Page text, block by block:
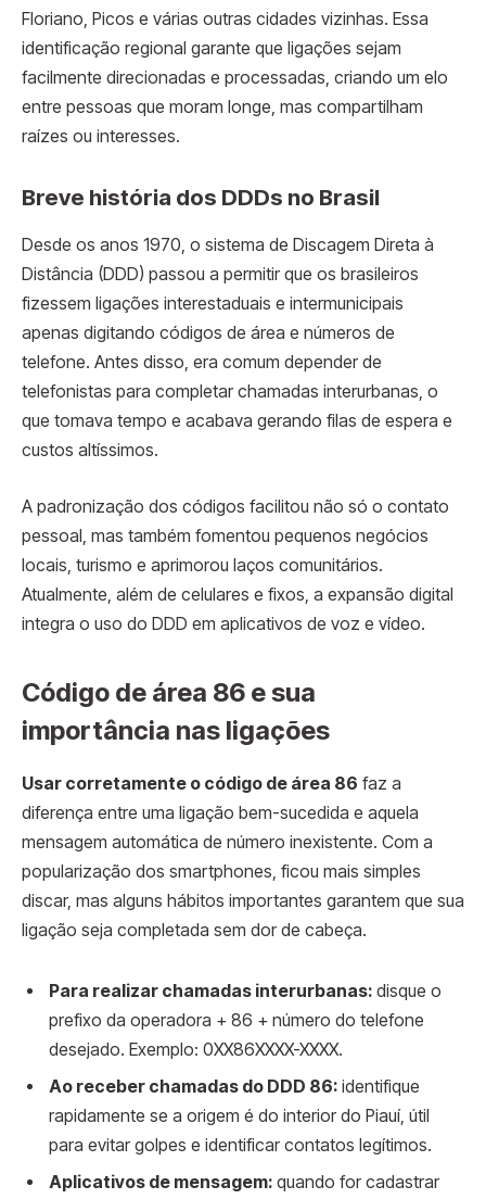
Floriano, Picos e várias outras cidades vizinhas. Essa
identificação regional garante que ligações sejam
facilmente direcionadas e processadas, criando um elo
entre pessoas que moram longe, mas compartilham
raízes ou interesses.
Breve história dos DDDs no Brasil
Desde os anos 1970, o sistema de Discagem Direta à
Distância (DDD) passou a permitir que os brasileiros
fizessem ligações interestaduais e intermunicipais
apenas digitando códigos de área e números de
telefone. Antes disso, era comum depender de
telefonistas para completar chamadas interurbanas, o
que tomava tempo e acabava gerando filas de espera e
custos altíssimos.
A padronização dos códigos facilitou não só o contato
pessoal, mas também fomentou pequenos negócios
locais, turismo e aprimorou laços comunitários.
Atualmente, além de celulares e fixos, a expansão digital
integra o uso do DDD em aplicativos de voz e vídeo.
Código de área 86 e sua
importância nas ligações
Usar corretamente o código de área 86 faz a
diferença entre uma ligação bem-sucedida e aquela
mensagem automática de número inexistente. Com a
popularização dos smartphones, ficou mais simples
discar, mas alguns hábitos importantes garantem que sua
ligação seja completada sem dor de cabeça.
Para realizar chamadas interurbanas: disque o
prefixo da operadora + 86 + número do telefone
desejado. Exemplo: 0XX86XXXX-XXXX.
Ao receber chamadas do DDD 86: identifique
rapidamente se a origem é do interior do Piauí, útil
para evitar golpes e identificar contatos legítimos.
Aplicativos de mensagem: quando for cadastrar